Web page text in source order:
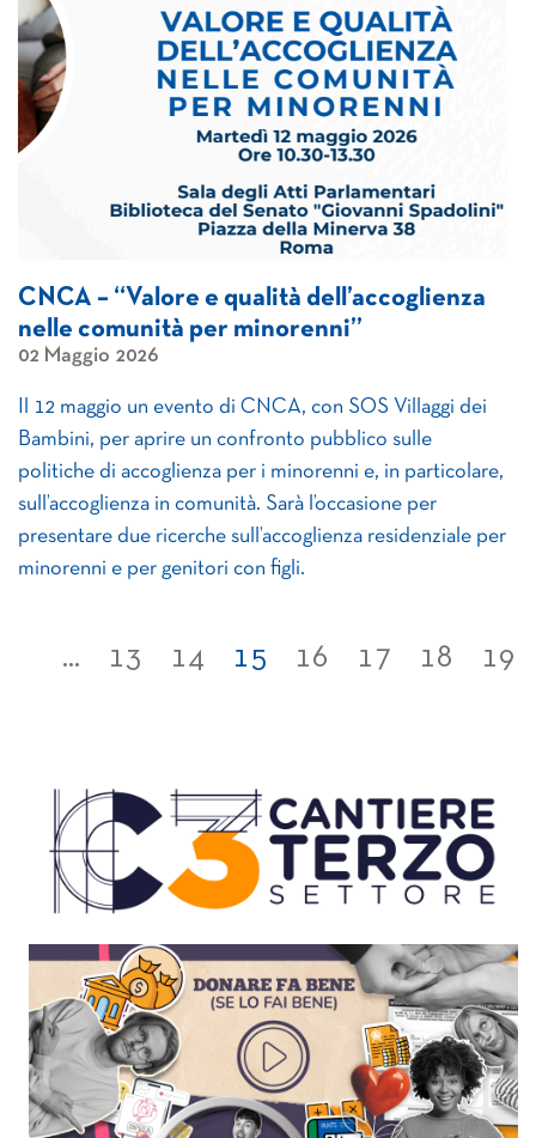
CNCA – “Valore e qualità dell’accoglienza
nelle comunità per minorenni”
02 Maggio 2026
Il 12 maggio un evento di CNCA, con SOS Villaggi dei
Bambini, per aprire un confronto pubblico sulle
politiche di accoglienza per i minorenni e, in particolare,
sull’accoglienza in comunità. Sarà l’occasione per
presentare due ricerche sull’accoglienza residenziale per
minorenni e per genitori con figli.
... 13 14 15 16 17 18 19